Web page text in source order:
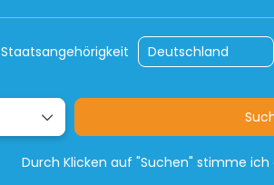
Staatsangehörigkeit
Durch Klicken auf "Suchen" stimme ich